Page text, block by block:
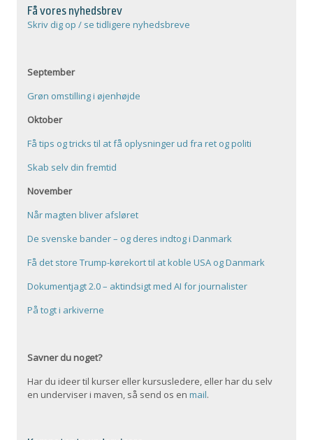
Få vores nyhedsbrev
Skriv dig op / se tidligere nyhedsbreve
September
Grøn omstilling i øjenhøjde
Oktober
Få tips og tricks til at få oplysninger ud fra ret og politi
Skab selv din fremtid
November
Når magten bliver afsløret
De svenske bander – og deres indtog i Danmark
Få det store Trump-kørekort til at koble USA og Danmark
Dokumentjagt 2.0 – aktindsigt med AI for journalister
På togt i arkiverne
Savner du noget?
Har du ideer til kurser eller kursusledere, eller har du selv
en underviser i maven, så send os enmail.